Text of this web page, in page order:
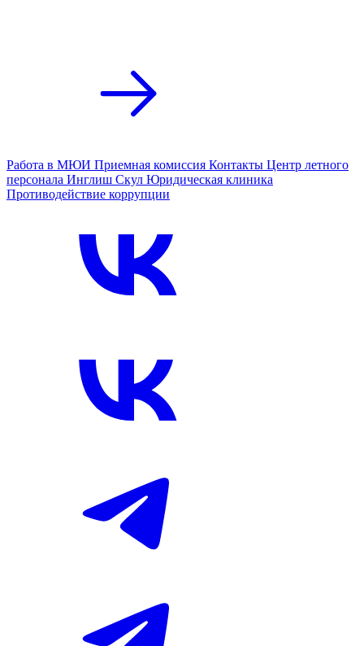
Работа в МЮИ Приемная комиссия Контакты Центр летного
персонала Инглиш Скул Юридическая клиника
Противодействие коррупции